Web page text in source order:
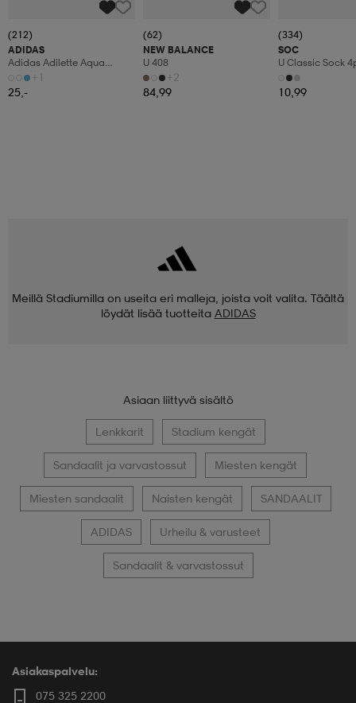
(212)
ADIDAS
Adidas Adilette Aqua
Tofflor+1
25,-
(62)
NEW BALANCE
U 408
+2
84,99
(334)
SOC
U Classic Sock
10,99
Meillä Stadiumilla on useita eri malleja, joista voit valita. Täältä
löydät lisää tuotteita ADIDAS
Asiaan liittyvä sisältö
Lenkkarit Stadium kengät
Sandaalit ja varvastossut Miesten kengät
Miesten sandaalit Naisten kengät SANDAALIT
ADIDAS Urheilu & varusteet
Sandaalit & varvastossut
Asiakaspalvelu:
075 325 2200